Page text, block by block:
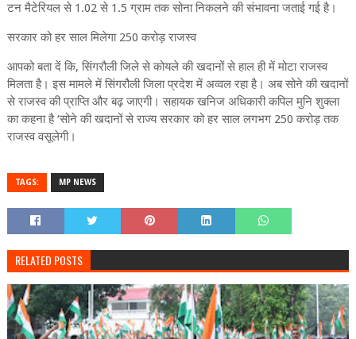
टन मैटेरियल से 1.02 से 1.5 ग्राम तक सोना निकलने की संभावना जताई गई है।
सरकार को हर साल मिलेगा 250 करोड़ राजस्व
आपको बता दें कि, सिंगरौली जिले से कोयले की खदानों से हाल ही में मोटा राजस्व
मिलता है। इस मामले में सिंगरौली जिला प्रदेश में अव्वल रहा है। अब सोने की खदानों
से राजस्व की प्राप्ति और बढ़ जाएगी। सहायक खनिज अधिकारी कपिल मुनि शुक्ला
का कहना है ‘सोने की खदानों से राज्य सरकार को हर साल लगभग 250 करोड़ तक
राजस्व वसूलेगी।
TAGS: MP NEWS
RELATED POSTS